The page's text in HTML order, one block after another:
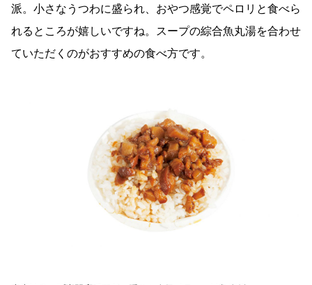
派。小さなうつわに盛られ、おやつ感覚でペロリと食べら
れるところが嬉しいですね。スープの綜合魚丸湯を合わせ
ていただくのがおすすめの食べ方です。